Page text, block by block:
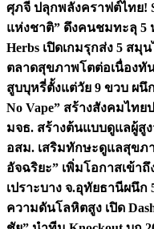
ศุภจี ปลุกพลังคราฟต์ไทย!
แห่งชาติ” ดึงคนชมทะลุ 5
Herbs เปิดเกมรุกส่ง 5 สมุ
ตลาดสุขภาพโตต่อเนื่องทั
สูบบุหรี่ตั้งแต่วัย 9 ขวบ ผนึ
No Vape” สร้างสังคมไท
มจธ. สร้างต้นแบบดูแลผู้สู
อสม. เสริมทักษะดูแลสุขภ
อัจฉริยะ” เพิ่มโอกาสเข้า
เปราะบาง จ.อุทัยธานีผนึก
ความดันโลหิตสูง เปิด